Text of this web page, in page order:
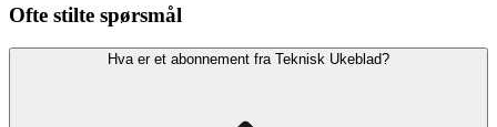
Ofte stilte spørsmål
Hva er et abonnement fra Teknisk Ukeblad?